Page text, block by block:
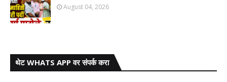
August 04, 2026
थेट WHATS APP वर संपर्क करा